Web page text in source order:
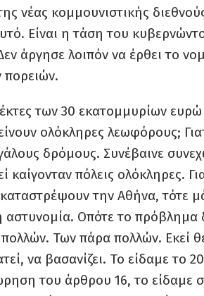
νέας κομμουνιστικής
Είναι η τάση του
άργησε λοιπόν να έρθει το
πορειών.
των 30 εκατομμυρίων
ολόκληρες λεωφόρους;
δρόμους. Συνέβαινε
καίγονταν πόλεις ολόκληρες.
την Αθήνα, τότε
αστυνομία. Οπότε το πρόβλημα
Των πάρα πολλών. Εκεί
να βασανίζει. Το είδαμε το
του άρθρου 16, το είδαμε